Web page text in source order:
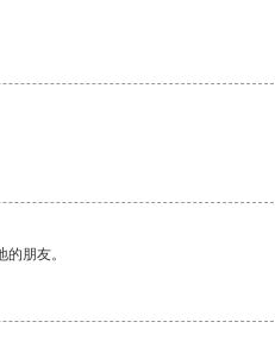
朋友。